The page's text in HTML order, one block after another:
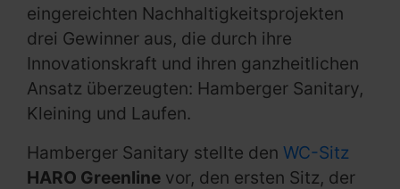
eingereichten Nachhaltigkeitsprojekten
drei Gewinner aus, die durch ihre
Innovationskraft und ihren ganzheitlichen
Ansatz überzeugten: Hamberger Sanitary,
Kleining und Laufen.
Hamberger Sanitary stellte den WC-Sitz
HARO Greenline vor, den ersten Sitz, der